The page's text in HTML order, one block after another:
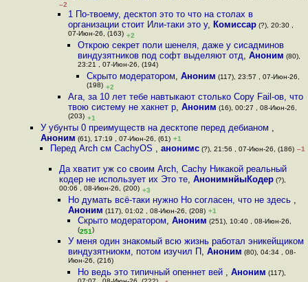
–2
1 По-твоему, десктоп это то что на столах в
организации стоит Или-таки это у, Комиссар (?), 20:30 ,
07-Июн-26, (163) +2
Открою секрет поли шенеля, даже у сисадминов
виндузятников под софт выделяют отд, Аноним (80),
23:21 , 07-Июн-26, (194)
Скрыто модератором, Аноним (117), 23:57 , 07-Июн-26,
(198) +2
Ага, за 10 лет тебе навтыкают столько Copy Fail-ов, что
твою систему не хакнет р,Аноним (16), 00:27 , 08-Июн-26,
(203) +1
У убунты 0 преимуществ на десктопе перед дебианом ,
Аноним (61), 17:19 , 07-Июн-26, (61) +1
Перед Arch см CachyOS , анонимс(?), 21:56 , 07-Июн-26, (186) –1
Да хватит уж со своим Arch, Cachy Никакой реальный
кодер не использует их Это те, АнонимнйыКодер(?),
00:06 , 08-Июн-26, (200) +3
Но думать всё-таки нужно Но согласен, что не здесь ,
Аноним (117), 01:02 , 08-Июн-26, (208) +1
Скрыто модератором, Аноним (251), 10:40 , 08-Июн-26,
(251)
У меня один знакомый всю жизнь работал эникейщиком
виндузятниокм, потом изучил П ,Аноним (80), 04:34 , 08-
Июн-26, (216)
Но ведь это типичный опеннет вей , Аноним (117),